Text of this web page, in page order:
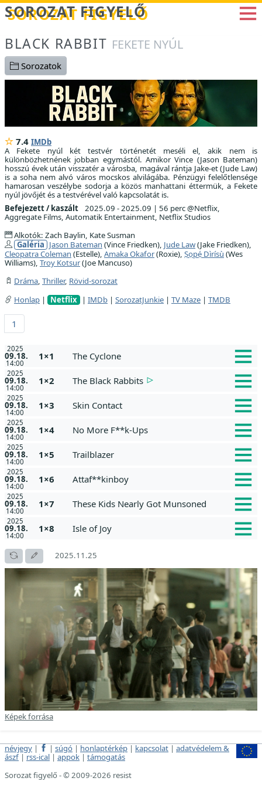
Betöltés...
SOROZAT FIGYELŐ
BLACK RABBIT FEKETE NYÚL
Sorozatok
7.4 IMDb
A Fekete nyúl két testvér történetét meséli el, akik nem is
különbözhetnének jobban egymástól. Amikor Vince (Jason Bateman)
hosszú évek után visszatér a városba, magával rántja Jake-et (Jude Law)
is a soha nem alvó város mocskos alvilágába. Pénzügyi felelőtlensége
hamarosan veszélybe sodorja a közös manhattani éttermük, a Fekete
nyúl jövőjét és a testvérével való kapcsolatát is.
Befejezett / kaszált
2025.09 - 2025.09 | 56 perc @Netflix,
Aggregate Films, Automatik Entertainment, Netflix Studios
Alkotók: Zach Baylin, Kate Susman
Galéria Jason Bateman (Vince Friedken), Jude Law(Jake Friedken),
Cleopatra Coleman (Estelle), Amaka Okafor(Roxie), Ṣọpẹ́ Dìrísù (Wes
Williams), Troy Kotsur(Joe Mancuso)
Dráma, Thriller, Rövid-sorozat
Honlap | Netflix | IMDb | SorozatJunkie | TV Maze | TMDB
1
2025
09.18.
14:00
1×1 The Cyclone
2025
09.18.
14:00
1×2 The Black Rabbits
2025
09.18.
14:00
1×3 Skin Contact
2025
09.18.
14:00
1×4 No More F**k-Ups
2025
09.18.
14:00
1×5 Trailblazer
2025
09.18.
14:00
1×6 Attaf**kinboy
2025
09.18.
14:00
1×7 These Kids Nearly Got Munsoned
2025
09.18.
14:00
1×8 Isle of Joy
2025.11.25
Képek forrása
névjegy | | súgó | honlaptérkép | kapcsolat | adatvédelem &
ászf | rss-ical | appok | támogatás
Sorozat figyelő - © 2009-2026 resist